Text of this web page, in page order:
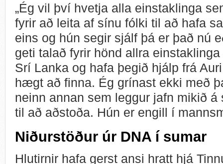
„Ég vil því hvetja alla einstaklinga
fyrir að leita af sínu fólki til að hafa
eins og hún segir sjálf þá er það nú
geti talað fyrir hönd allra
Srí Lanka og hafa þegið hjálp frá
hægt að finna. Ég grínast ekki með
neinn annan sem leggur jafn mikið
til að aðstoða. Hún er engill í
Niðurstöður úr DNA í sumar
Hlutirnir hafa gerst ansi hratt hjá